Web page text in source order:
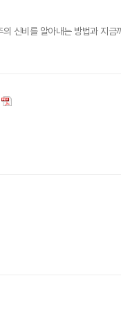
신비를 알아내는 방법과 지